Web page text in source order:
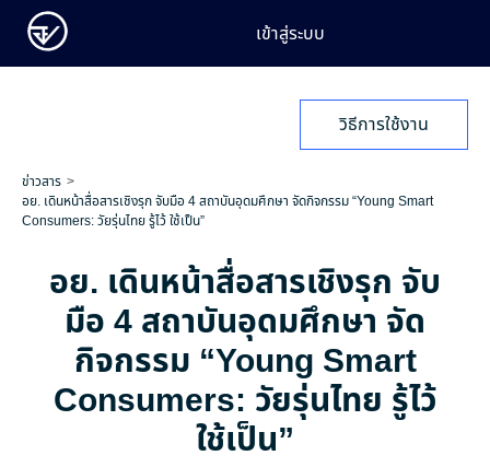
เข้าสู่ระบบ
วิธีการใช้งาน
ข่าวสาร
อย. เดินหน้าสื่อสารเชิงรุก จับมือ 4 สถาบันอุดมศึกษา จัดกิจกรรม “Young Smart
Consumers: วัยรุ่นไทย รู้ไว้ ใช้เป็น”
อย. เดินหน้าสื่อสารเชิงรุก จับ
มือ 4 สถาบันอุดมศึกษา จัด
กิจกรรม “Young Smart
Consumers: วัยรุ่นไทย รู้ไว้
ใช้เป็น”